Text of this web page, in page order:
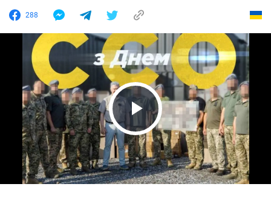
288
Play Video